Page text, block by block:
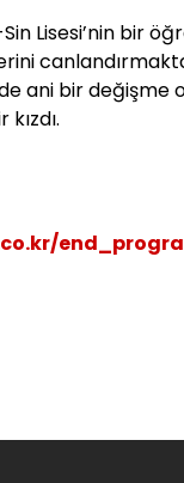
Lisesi’nin bir
ani bir değişme